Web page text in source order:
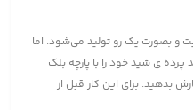
و بصورت یک رو تولید می‌شود. اما
ی شید خود را با پارچه بلک
بدهید. برای این کار قبل از